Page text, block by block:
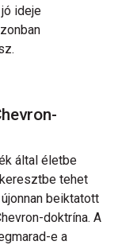
ideje
által életbe
tehet
beiktatott
doktrína. A
e a